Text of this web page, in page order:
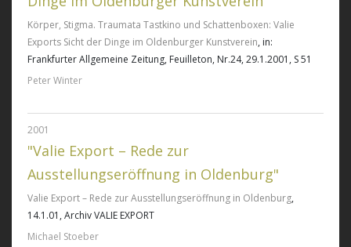
Körper, Stigma. Traumata Tastkino und Schattenboxen: Valie
Exports Sicht der Dinge im Oldenburger Kunstverein, in:
Frankfurter Allgemeine Zeitung, Feuilleton, Nr.24, 29.1.2001, S 51
Peter Winter
2001
"Valie Export – Rede zur
Ausstellungseröffnung in Oldenburg"
Valie Export – Rede zur Ausstellungseröffnung in Oldenburg,
14.1.01, Archiv VALIE EXPORT
Michael Stoeber